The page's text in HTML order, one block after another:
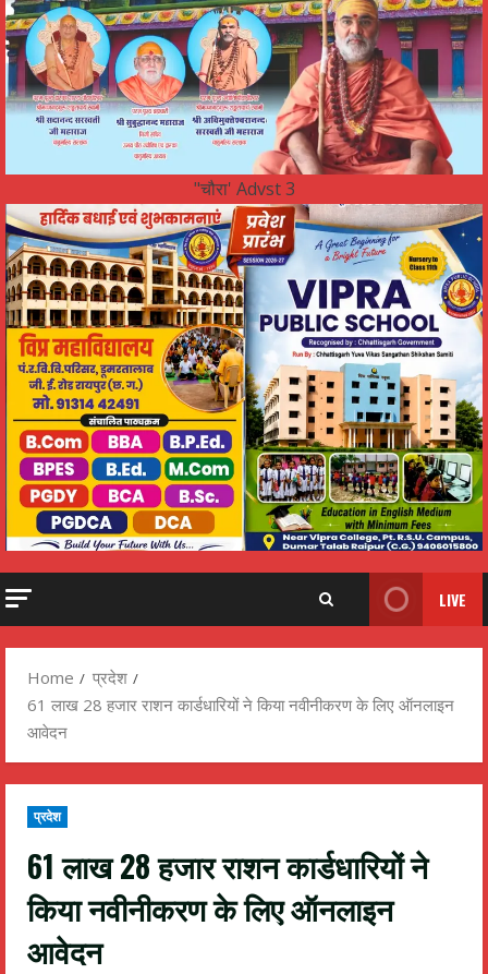
"चौरा' Advst 3
LIVE
Home
प्रदेश
61 लाख 28 हजार राशन कार्डधारियों ने किया नवीनीकरण के लिए ऑनलाइन
आवेदन
प्रदेश
61 लाख 28 हजार राशन कार्डधारियों ने
किया नवीनीकरण के लिए ऑनलाइन
आवेदन